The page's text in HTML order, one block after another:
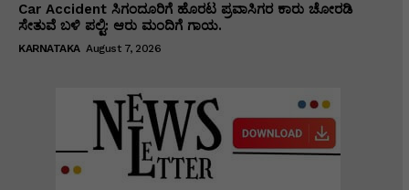
Car Accident ಸಿಗಂದೂರಿಗೆ ಹೊರಟ ಪ್ರವಾಸಿಗರ ಕಾರು ಚೋರಡಿ
ಸೇತುವೆ ಬಳಿ ಪಲ್ಟಿ: ಆರು ಮಂದಿಗೆ ಗಾಯ.
KARNATAKA August 7, 2026